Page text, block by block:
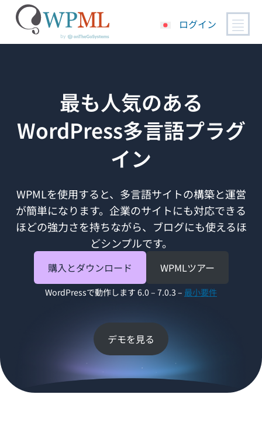
ログイン
最も人気のある
WordPress多言語プラグ
イン
WPMLを使用すると、多言語サイトの構築と運営
が簡単になります。企業のサイトにも対応できる
ほどの強力さを持ちながら、ブログにも使えるほ
どシンプルです。
購入とダウンロード WPMLツアー
WordPressで動作します 6.0 – 7.0.3 – 最小要件
デモを見る